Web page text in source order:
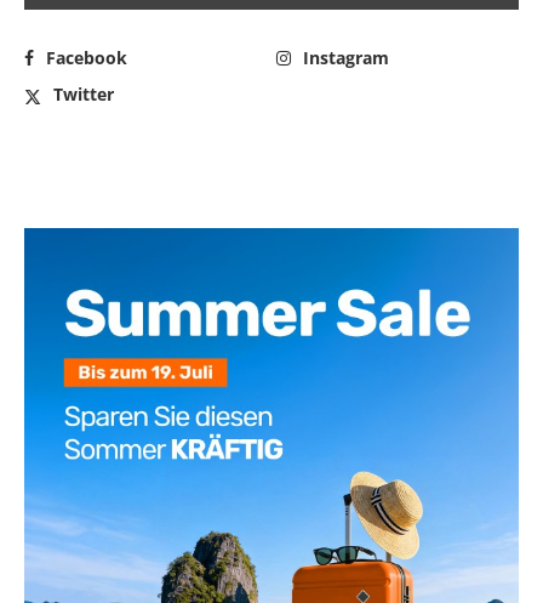
Facebook
Instagram
Twitter